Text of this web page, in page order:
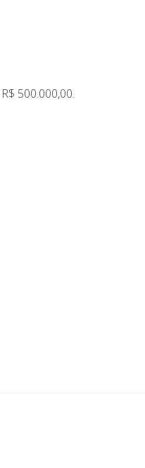
500.000,00.